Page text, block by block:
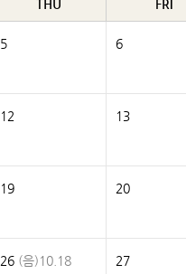
THU FRI
5 6
12 13
19 20
26 (음)10.18 27